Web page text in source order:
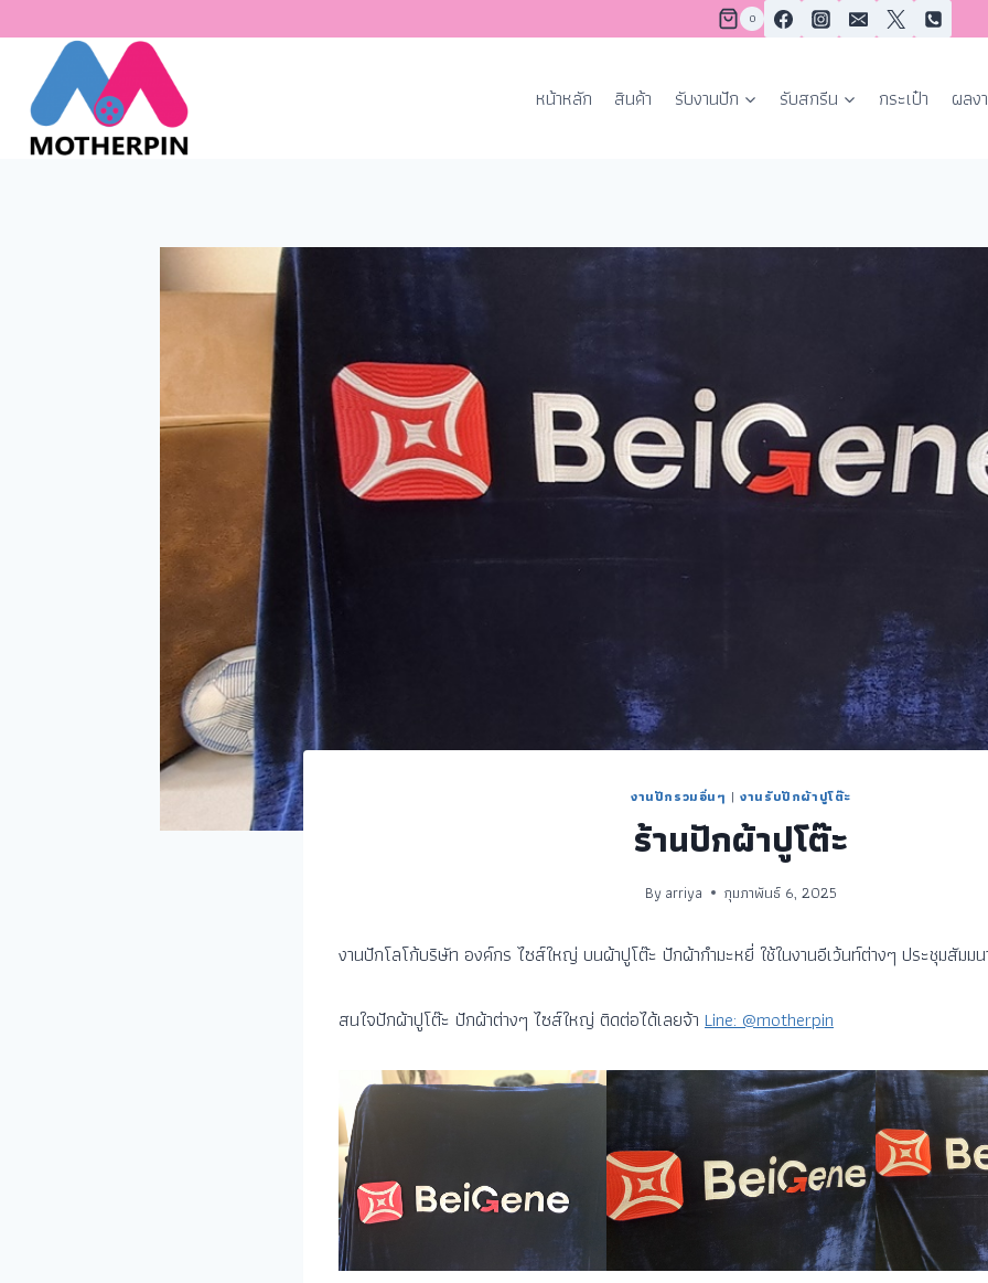
0
หน้าหลัก สินค้า รับงานปัก รับสกรีน กระเป๋า ผลง
งานปักรวมอื่นๆ |งานรับปักผ้าปูโต๊ะ
ร้านปักผ้าปูโต๊ะ
Byarriya กุมภาพันธ์ 6, 2025
งานปักโลโก้บริษัท องค์กร ไซส์ใหญ่ บนผ้าปูโต๊ะ ปักผ้ากำมะหยี่ ใช้ในงานอีเว้นท์ต่างๆ ประชุมสัมม
สนใจปักผ้าปูโต๊ะ ปักผ้าต่างๆ ไซส์ใหญ่ ติดต่อได้เลยจ้า Line: @motherpin